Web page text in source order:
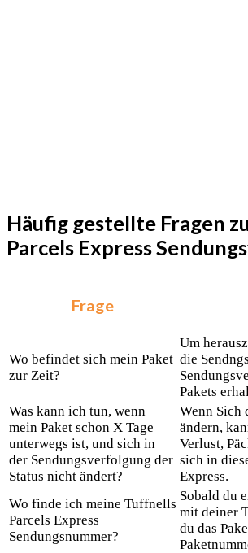
Häufig gestellte Fragen
Parcels Express
Frage
Wo befindet sich mein Paket
zur Zeit?
Um
die
Pakets
Was kann ich tun, wenn
mein Paket schon X Tage
unterwegs ist, und sich in
der Sendungsverfolgung der
Status nicht ändert?
Wenn Sich
ändern,
Verlust,
sich in
Express.
Wo finde ich meine Tuffnells
Parcels Express
Sendungsnummer?
Sobald du
mit deiner
du das